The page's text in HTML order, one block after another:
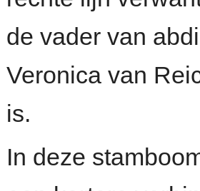
de vader van
Veronica van
is.
In deze